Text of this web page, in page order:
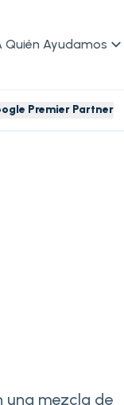
Quién Ayudamos
Premier Partner
una mezcla de